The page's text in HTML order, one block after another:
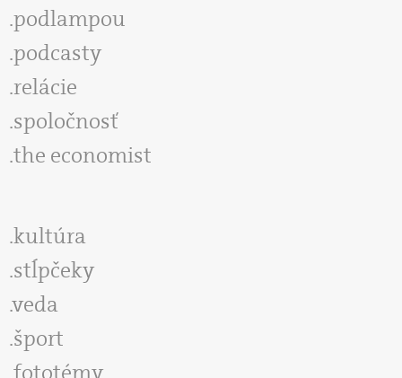
podlampou
podcasty
relácie
spoločnosť
the economist
kultúra
stĺpčeky
veda
šport